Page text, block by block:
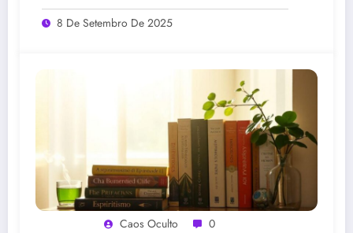
8 De Setembro De 2025
Caos Oculto 0